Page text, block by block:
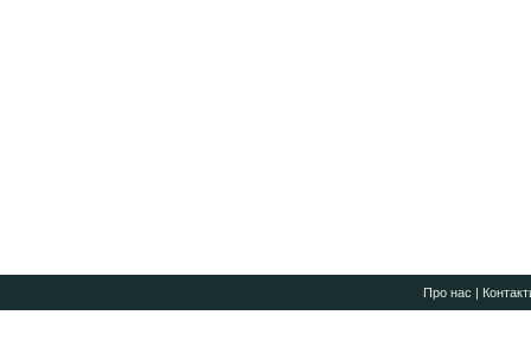
Про нас |